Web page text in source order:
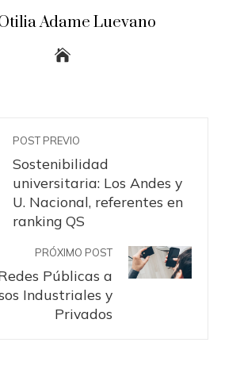
Adame Luevano
POST PREVIO
Sostenibilidad
universitaria: Los Andes y
U. Nacional, referentes en
ranking QS
PRÓXIMO POST
Públicas a
Industriales y
Privados